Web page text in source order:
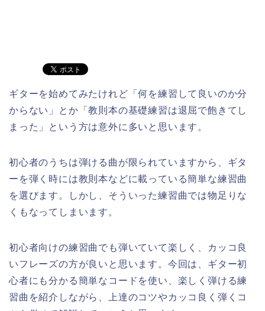
ギターを始めてみたけれど「何を練習して良いのか分
からない」とか「教則本の基礎練習は退屈で飽きてし
まった」という方は意外に多いと思います。
初心者のうちは弾ける曲が限られていますから、ギタ
ーを弾く時には教則本などに載っている簡単な練習曲
を選びます。しかし、そういった練習曲では物足りな
くもなってしまいます。
初心者向けの練習曲でも弾いていて楽しく、カッコ良
いフレーズの方が良いと思います。今回は、ギター初
心者にも分かる簡単なコードを使い、楽しく弾ける練
習曲を紹介しながら、上達のコツやカッコ良く弾くコ